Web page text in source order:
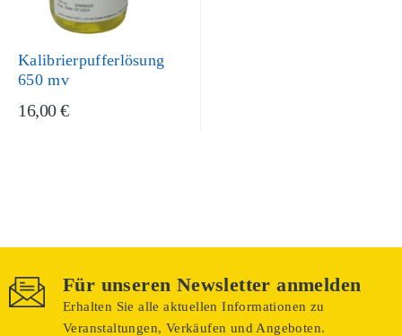
Kalibrierpufferlösung
650 mv
16,00 €
Für unseren Newsletter anmelden
Erhalten Sie alle aktuellen Informationen zu
Veranstaltungen, Verkäufen und Angeboten.